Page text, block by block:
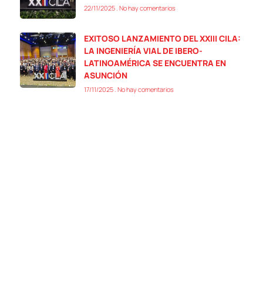
22/11/2025 No hay comentarios
EXITOSO LANZAMIENTO DEL XXIII CILA:
LA INGENIERÍA VIAL DE IBERO-
LATINOAMÉRICA SE ENCUENTRA EN
ASUNCIÓN
17/11/2025 No hay comentarios